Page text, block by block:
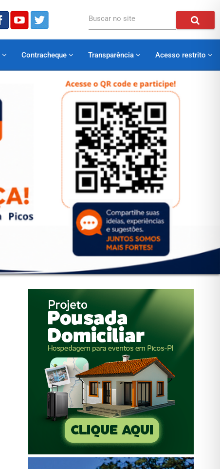
Buscar no site
Contracheque Transparência Acesso restrito